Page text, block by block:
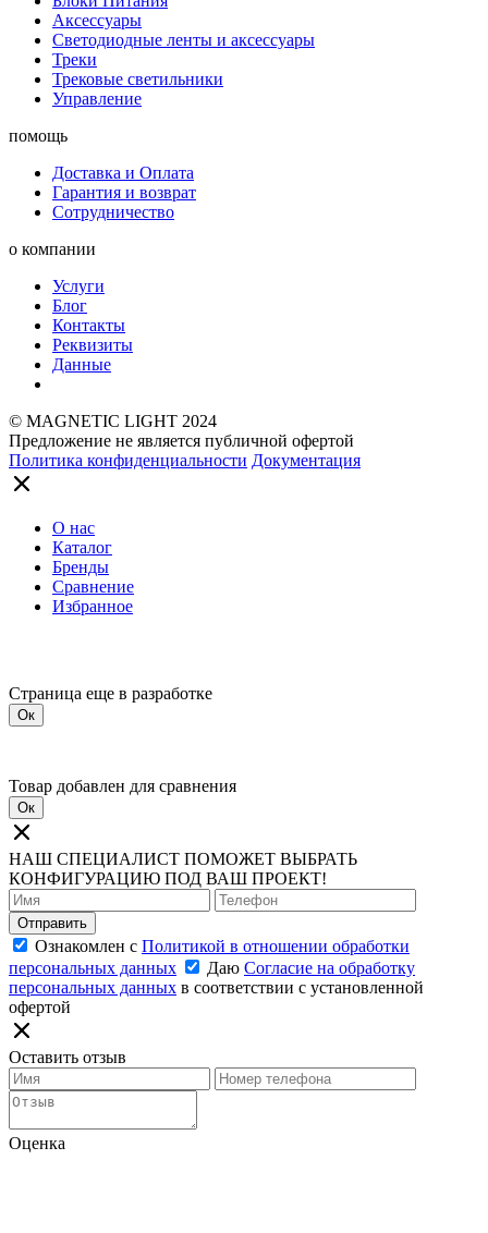
Аксессуары
Светодиодные ленты и аксессуары
Треки
Трековые светильники
Управление
помощь
Доставка и Оплата
Гарантия и возврат
Сотрудничество
о компании
Услуги
Блог
Контакты
Реквизиты
Данные
© MAGNETIC LIGHT 2024
Предложение не является публичной офертой
Политика конфиденциальности Документация
О нас
Каталог
Бренды
Сравнение
Избранное
Страница еще в разработке
Ок
Товар добавлен для сравнения
Ок
НАШ СПЕЦИАЛИСТ ПОМОЖЕТ ВЫБРАТЬ
КОНФИГУРАЦИЮ ПОД ВАШ ПРОЕКТ!
Отправить
Ознакомлен с Политикой в отношении обработки
персональных данных
Даю Согласие на обработку
персональных данных в соответствии с установленной
офертой
Оставить отзыв
Оценка